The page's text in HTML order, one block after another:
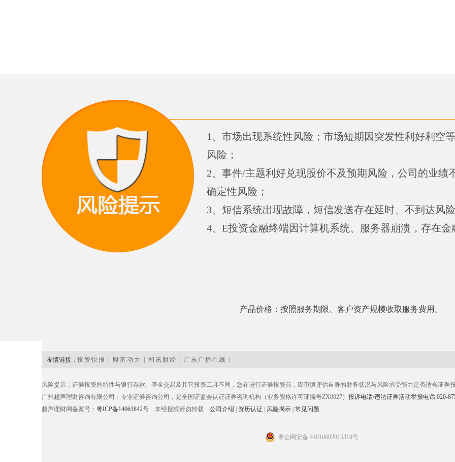
1、市场出现系统性风险；市场短期因突发性利好利空
风险；
2、事件/主题利好兑现股价不及预期风险，公司的业
确定性风险；
3、短信系统出现故障，短信发送存在延时、不到达风
4、E投资金融终端因计算机系统、服务器崩溃，存在
产品价格：按照服务期限、客户资产规模收取服务费用。
友情链接： 投资快报 财富动力 和讯财经 广东广播在线
风险提示：证券投资的特性与银行存款、基金交易及其它投资工具不同，您在进行证券投资前，应审慎评估自身的财务状况与风险承受能力是否适合证券
广州越声理财咨询有限公司：专业证券咨询公司，是全国证监会认证证券咨询机构（业务资格许可证编号ZX0027） 投诉电话/违法证券活动举报电话:020-
越声理财网备案号： 粤ICP备14063842号 未经授权请勿转载 公司介绍 资历认证 风险揭示 常见问题
粤公网安备 44010602015319号